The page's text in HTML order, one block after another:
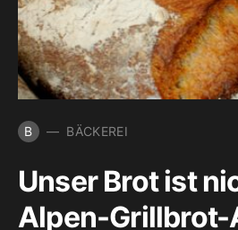
B BÄCKEREI
Unser Brot ist
Alpen-